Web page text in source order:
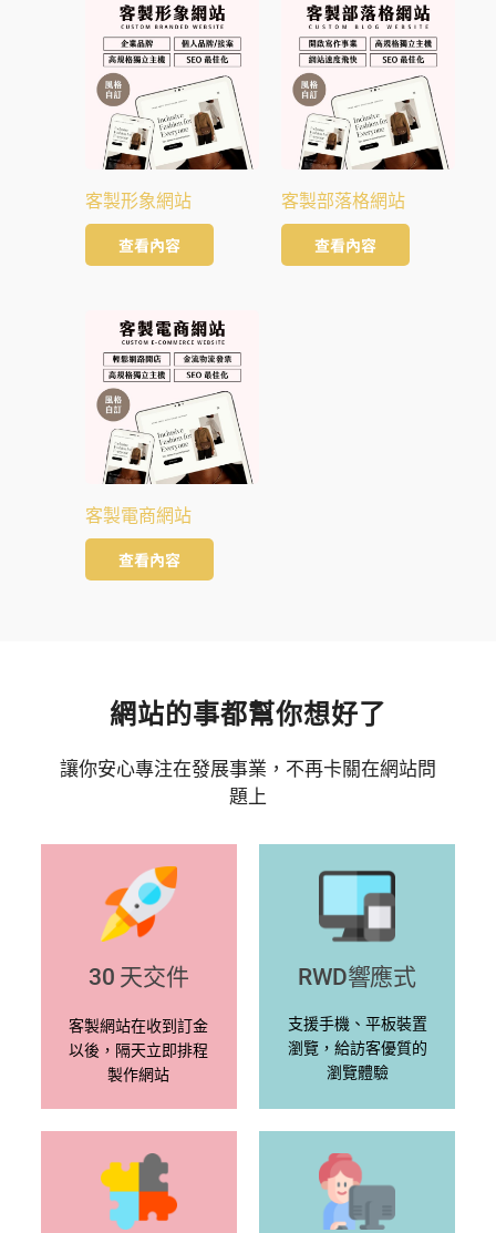
客製形象網站
查看內容
客製部落格網站
查看內容
客製電商網站
查看內容
網站的事都幫你想好了
讓你安心專注在發展事業，不再卡關在網站問
題上
30 天交件
客製網站在收到訂金
以後，隔天立即排程
製作網站
RWD響應式
支援手機、平板裝置
瀏覽，給訪客優質的
瀏覽體驗